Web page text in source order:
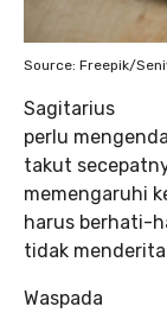
Source: Freepik/
Sagitarius
perlu
takut
memengaruhi
harus berhati-
tidak
Waspada